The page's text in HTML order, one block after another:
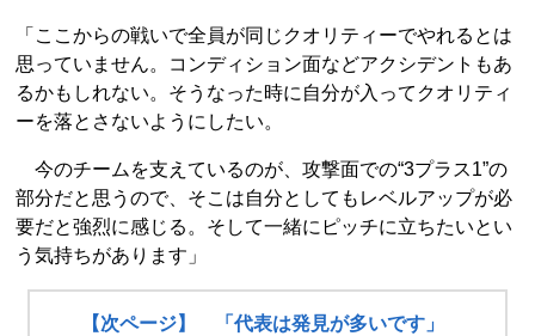
「ここからの戦いで全員が同じクオリティーでやれるとは
思っていません。コンディション面などアクシデントもあ
るかもしれない。そうなった時に自分が入ってクオリティ
ーを落とさないようにしたい。
今のチームを支えているのが、攻撃面での“3プラス1”の
部分だと思うので、そこは自分としてもレベルアップが必
要だと強烈に感じる。そして一緒にピッチに立ちたいとい
う気持ちがあります」
【次ページ】 「代表は発見が多いです」